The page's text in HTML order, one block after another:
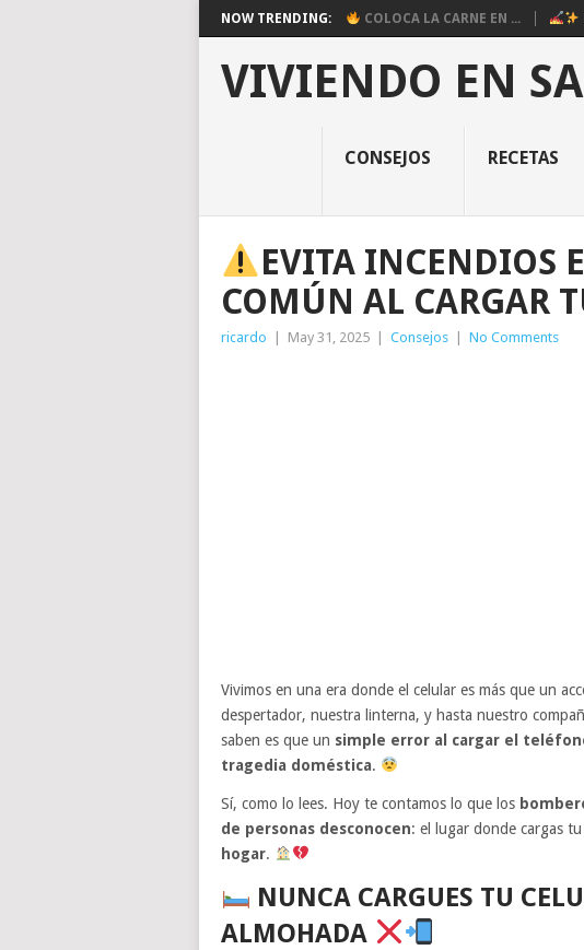
NOW TRENDING: COLOCA LA CARNE EN ...
VIVIENDO EN
CONSEJOS RECETAS
EVITA INCENDIOS
COMÚN AL CARGAR
ricardo | May 31, 2025 | Consejos | No Comments
Vivimos en una era donde el celular es más que un
despertador, nuestra linterna, y hasta nuestro
saben es que un simple error al cargar el
tragedia doméstica.
Sí, como lo lees. Hoy te contamos lo que los
de personas desconocen: el lugar donde cargas
hogar.
NUNCA CARGUES TU
ALMOHADA